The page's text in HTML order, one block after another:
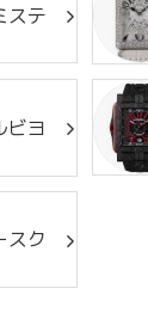
ステ
ビヨ
スク